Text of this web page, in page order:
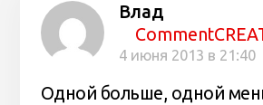
Влад
4 июня 2013 в 21:40
Одной больше, одной